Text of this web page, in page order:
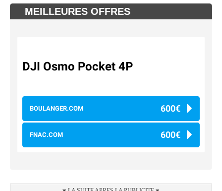
MEILLEURES OFFRES
DJI Osmo Pocket 4P
BOULANGER.COM 600€
FNAC.COM 600€